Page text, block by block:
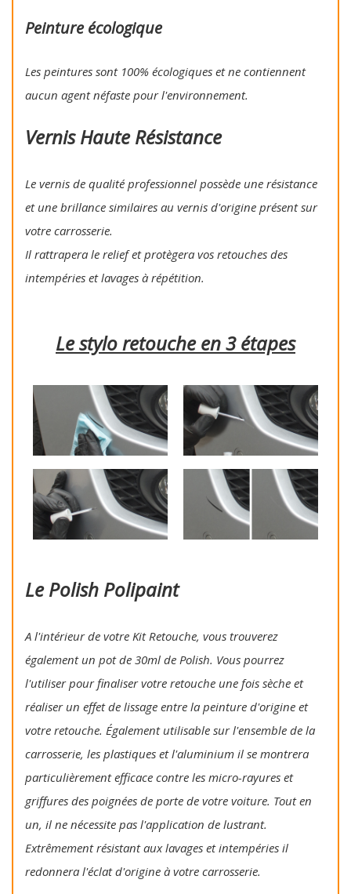
Peinture écologique
Les peintures sont 100% écologiques et ne contiennent
aucun agent néfaste pour l'environnement.
Vernis Haute Résistance
Le vernis de qualité professionnel possède une résistance
et une brillance similaires au vernis d'origine présent sur
votre carrosserie.
Il rattrapera le relief et protègera vos retouches des
intempéries et lavages à répétition.
Le stylo retouche en 3 étapes
Le Polish Polipaint
A l'intérieur de votre Kit Retouche, vous trouverez
également un pot de 30ml de Polish. Vous pourrez
l'utiliser pour finaliser votre retouche une fois sèche et
réaliser un effet de lissage entre la peinture d'origine et
votre retouche. Également utilisable sur l'ensemble de la
carrosserie, les plastiques et l'aluminium il se montrera
particulièrement efficace contre les micro-rayures et
griffures des poignées de porte de votre voiture. Tout en
un, il ne nécessite pas l'application de lustrant.
Extrêmement résistant aux lavages et intempéries il
redonnera l'éclat d'origine à votre carrosserie.